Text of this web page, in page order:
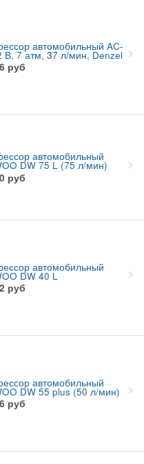
автомобильный AC-
В, 7 атм, 37 л/мин, Denzel
руб
автомобильный
DW 75 L (75 л/мин)
руб
автомобильный
DW 40 L
руб
автомобильный
DW 55 plus (50 л/мин)
руб